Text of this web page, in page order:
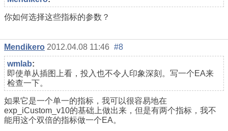
你如何选择这些指标的参数？
Mendikero 2012.04.08 11:46 #8
wmlab:
即使单从插图上看，投入也不令人印象深刻。写一个EA来
检查一下。
如果它是一个单一的指标，我可以很容易地在
exp_iCustom_v10的基础上做出来，但是有两个指标，我不
能用这个双倍的指标做一个EA。